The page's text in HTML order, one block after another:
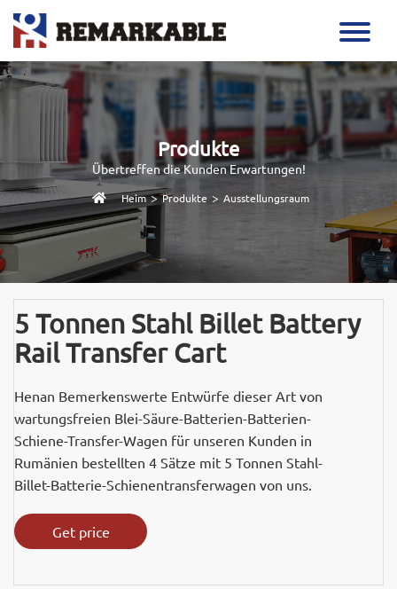
Produkte
Übertreffen die Kunden Erwartungen!
Heim > Produkte > Ausstellungsraum
5 Tonnen Stahl Billet Battery
Rail Transfer Cart
Henan Bemerkenswerte Entwürfe dieser Art von
wartungsfreien Blei-Säure-Batterien-Batterien-
Schiene-Transfer-Wagen für unseren Kunden in
Rumänien bestellten 4 Sätze mit 5 Tonnen Stahl-
Billet-Batterie-Schienentransferwagen von uns.
Get price